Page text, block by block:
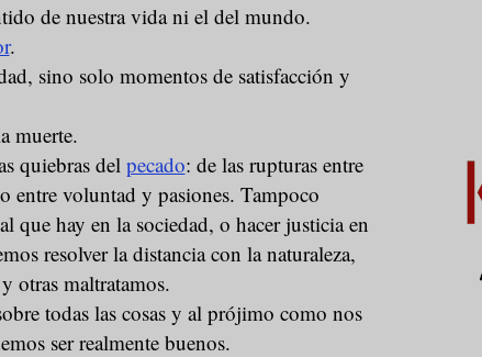
de nuestra vida ni el del mundo.
.
sino solo momentos de satisfacción y
muerte.
quiebras del pecado: de las rupturas entre
entre voluntad y pasiones. Tampoco
que hay en la sociedad, o hacer justicia en
resolver la distancia con la naturaleza,
otras maltratamos.
todas las cosas y al prójimo como nos
ser realmente buenos.